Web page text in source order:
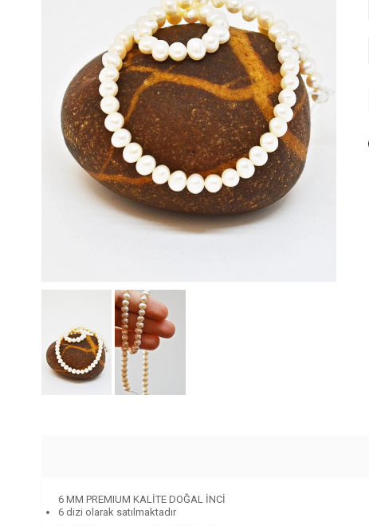
6 MM PREMIUM KALİTE DOĞAL İNCİ
6 dizi olarak satılmaktadır